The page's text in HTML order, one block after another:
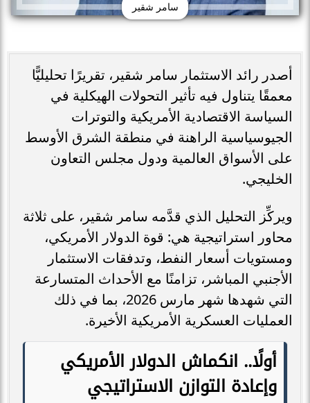
سامر شقير
أصدر رائد الاستثمار سامر شقير، تقريرًا تحليليًّا
معمقًا يتناول فيه تأثير التحولات الهيكلية في
السياسة الاقتصادية الأمريكية والتوترات
الجيوسياسية الراهنة في منطقة الشرق الأوسط
على الأسواق العالمية ودول مجلس التعاون
الخليجي.
ويركِّز التحليل الذي قدَّمه سامر شقير، على ثلاثة
محاور استراتيجية هي: قوة الدولار الأمريكي،
ومستويات أسعار النفط، وتدفقات الاستثمار
الأجنبي المباشر، تزامنًا مع الأحداث المتسارعة
التي شهدها شهر مارس 2026، بما في ذلك
العمليات العسكرية الأمريكية الأخيرة.
أولًا.. انكماش الدولار الأمريكي
وإعادة التوازن الاستراتيجي